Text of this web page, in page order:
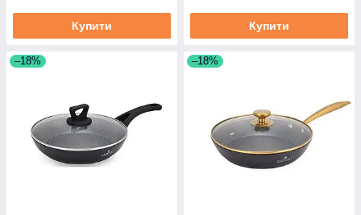
Купити Купити
–18% –18%